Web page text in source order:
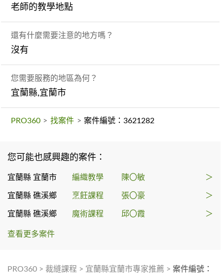
老師的教學地點
還有什麼需要注意的地方嗎？
沒有
您需要服務的地區為何？
宜蘭縣,宜蘭市
PRO360 > 找案件 > 案件編號：3621282
您可能也感興趣的案件：
宜蘭縣 宜蘭市 編織教學 陳〇敏 ＞
宜蘭縣 礁溪鄉 烹飪課程 張〇豪 ＞
宜蘭縣 礁溪鄉 魔術課程 邱〇霞 ＞
查看更多案件
PRO360 > 裁縫課程 > 宜蘭縣宜蘭市專家推薦 > 案件編號：